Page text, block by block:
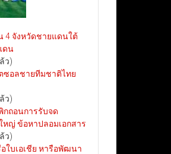
4 จังหวัดชายแดนใต้
ดน
ว)
ซอลชายทีมชาติไทย
ว)
พิกถอนการรับจด
ญ่ ข้อหาปลอมเอกสาร
ว)
ใบเอเชีย หารือพัฒนา